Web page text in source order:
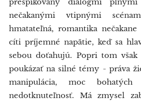
nečakanými vtipnými
hmatateľná, romantika
cíti príjemné napätie, keď sa
sebou doťahujú. Popri tom však
poukázať na silné témy - práva
manipulácia, moc
nedotknuteľnosť. Má zmysel